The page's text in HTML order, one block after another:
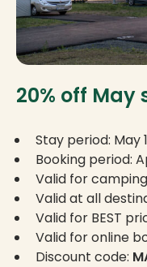
20% off May
Stay period: May
Booking period:
Valid for
Valid at all
Valid for BEST
Valid for online
Discount code: